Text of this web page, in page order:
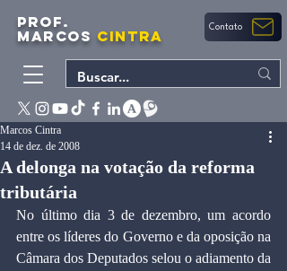
PROF.
MARCOS CINTRA Contato
A delonga na votação da reforma
tributária
Marcos Cintra
14 de dez. de 2008
No último dia 3 de dezembro, um acordo
entre os líderes do Governo e da oposição na
Câmara dos Deputados selou o adiamento da